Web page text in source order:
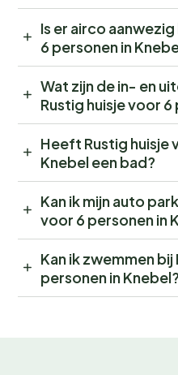
Is er airco
6 personen in
Wat zijn de in- en
Rustig huisje voor
Heeft Rustig huisje
Knebel een bad?
Kan ik mijn auto
voor 6 personen in
Kan ik zwemmen
personen in Knebel?